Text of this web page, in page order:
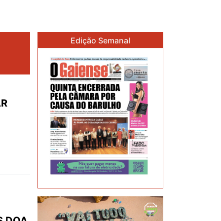
Edição Semanal